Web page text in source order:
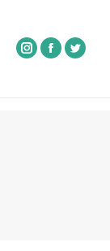
Instagram
Facebook